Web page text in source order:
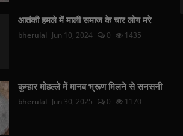
आतंकी हमले में माली समाज के चार लोग मरे
bherulal Jun 10, 2024 0 1435
कुम्हार मोहल्ले में मानव भ्रूण मिलने से सनसनी
bherulal Jun 30, 2025 0 1170